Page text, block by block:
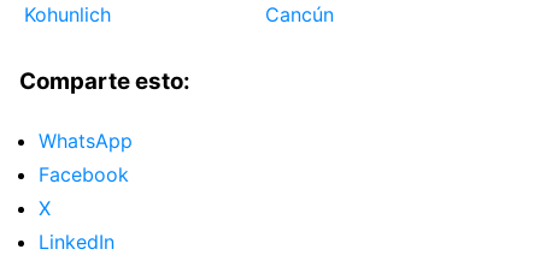
Kohunlich
Cancún
Comparte esto:
WhatsApp
Facebook
X
LinkedIn